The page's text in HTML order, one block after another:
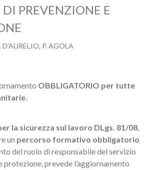
PREVENZIONE E
D'AURELIO, P. AGOLA
OBBLIGATORIO per tutte
la sicurezza sul lavoro DLgs. 81/08,
un percorso formativo obbligatorio
del ruolo di responsabile del servizio
protezione, prevede l’aggiornamento